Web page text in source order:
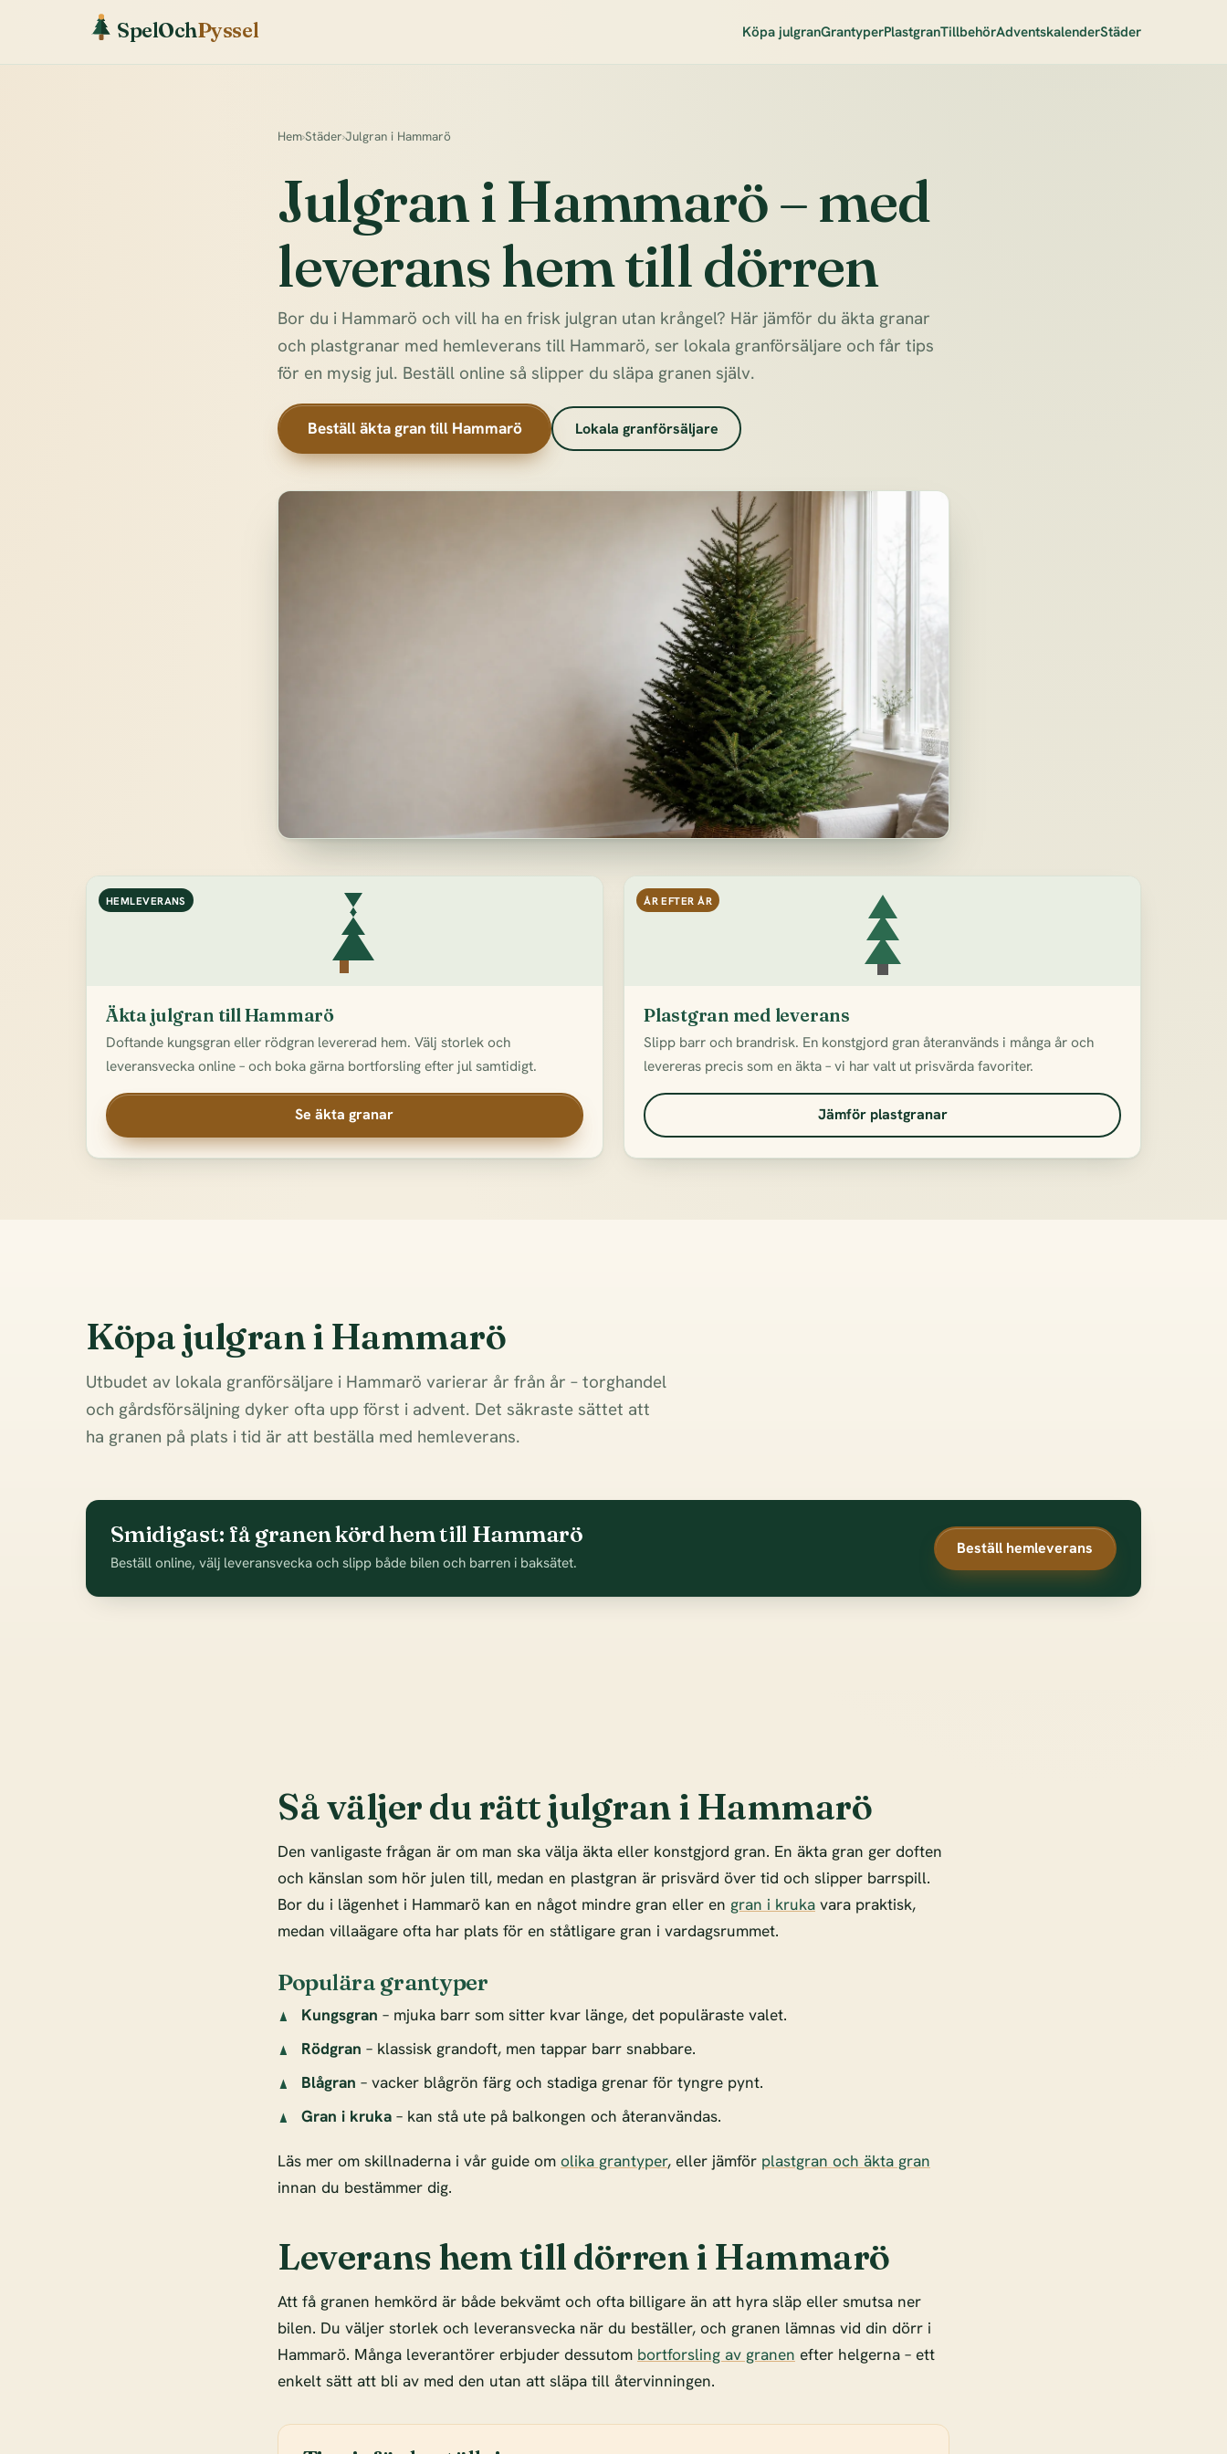
SpelOchPyssel Köpa julgranGrantyperPlastgranTillbehörAdventskalenderStäder
Hem›Städer›Julgran i Hammarö
Julgran i Hammarö – med
leverans hem till dörren
Bor du i Hammarö och vill ha en frisk julgran utan krångel? Här jämför du äkta granar
och plastgranar med hemleverans till Hammarö, ser lokala granförsäljare och får tips
för en mysig jul. Beställ online så slipper du släpa granen själv.
Beställ äkta gran till Hammarö Lokala granförsäljare
HEMLEVERANS
Äkta julgran till Hammarö
Doftande kungsgran eller rödgran levererad hem. Välj storlek och
leveransvecka online – och boka gärna bortforsling efter jul samtidigt.
Se äkta granar
ÅR EFTER ÅR
Plastgran med leverans
Slipp barr och brandrisk. En konstgjord gran återanvänds i många år och
levereras precis som en äkta – vi har valt ut prisvärda favoriter.
Jämför plastgranar
Köpa julgran i Hammarö
Utbudet av lokala granförsäljare i Hammarö varierar år från år – torghandel
och gårdsförsäljning dyker ofta upp först i advent. Det säkraste sättet att
ha granen på plats i tid är att beställa med hemleverans.
Smidigast: få granen körd hem till Hammarö
Beställ online, välj leveransvecka och slipp både bilen och barren i baksätet.
Beställ hemleverans
Så väljer du rätt julgran i Hammarö
Den vanligaste frågan är om man ska välja äkta eller konstgjord gran. En äkta gran ger doften
och känslan som hör julen till, medan en plastgran är prisvärd över tid och slipper barrspill.
Bor du i lägenhet i Hammarö kan en något mindre gran eller en gran i kruka vara praktisk,
medan villaägare ofta har plats för en ståtligare gran i vardagsrummet.
Populära grantyper
Kungsgran – mjuka barr som sitter kvar länge, det populäraste valet.
Rödgran – klassisk grandoft, men tappar barr snabbare.
Blågran – vacker blågrön färg och stadiga grenar för tyngre pynt.
Gran i kruka– kan stå ute på balkongen och återanvändas.
Läs mer om skillnaderna i vår guide om olika grantyper, eller jämför plastgran och äkta gran
innan du bestämmer dig.
Leverans hem till dörren i Hammarö
Att få granen hemkörd är både bekvämt och ofta billigare än att hyra släp eller smutsa ner
bilen. Du väljer storlek och leveransvecka när du beställer, och granen lämnas vid din dörr i
Hammarö. Många leverantörer erbjuder dessutom bortforsling av granen efter helgerna – ett
enkelt sätt att bli av med den utan att släpa till återvinningen.